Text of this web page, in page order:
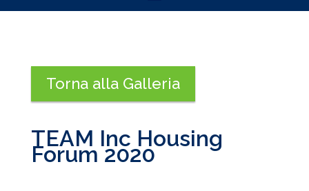
Torna alla Galleria
TEAM Inc Housing
Forum 2020